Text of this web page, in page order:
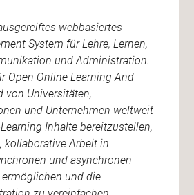
webbasiertes
System für Lehre, Lernen,
und Administration.
Open Online Learning And
von Universitäten,
und Unternehmen weltweit
Inhalte bereitzustellen,
kollaborative Arbeit in
und asynchronen
und die